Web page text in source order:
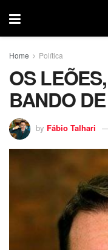
Home Política
OS
BANDO
by Fábio Talhari